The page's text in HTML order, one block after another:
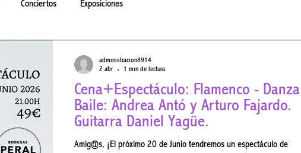
Conciertos Exposiciones
Cena+Espectáculo: Flamenco - Danza .
Baile: Andrea Antó y Arturo Fajardo.
Guitarra Daniel Yagüe.
Amig@s, ¡El próximo 20 de Junio tendremos un espectáculo de
administracion8914
2 abr
1 min de lectura